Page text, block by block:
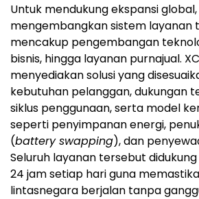
Untuk mendukung ekspansi global,
mengembangkan sistem layanan
mencakup pengembangan
bisnis, hingga layanan purnajual.
menyediakan solusi yang
kebutuhan pelanggan, dukungan
siklus penggunaan, serta model
seperti penyimpanan energi,
(battery swapping), dan
Seluruh layanan tersebut
24 jam setiap hari guna
lintasnegara berjalan tanpa